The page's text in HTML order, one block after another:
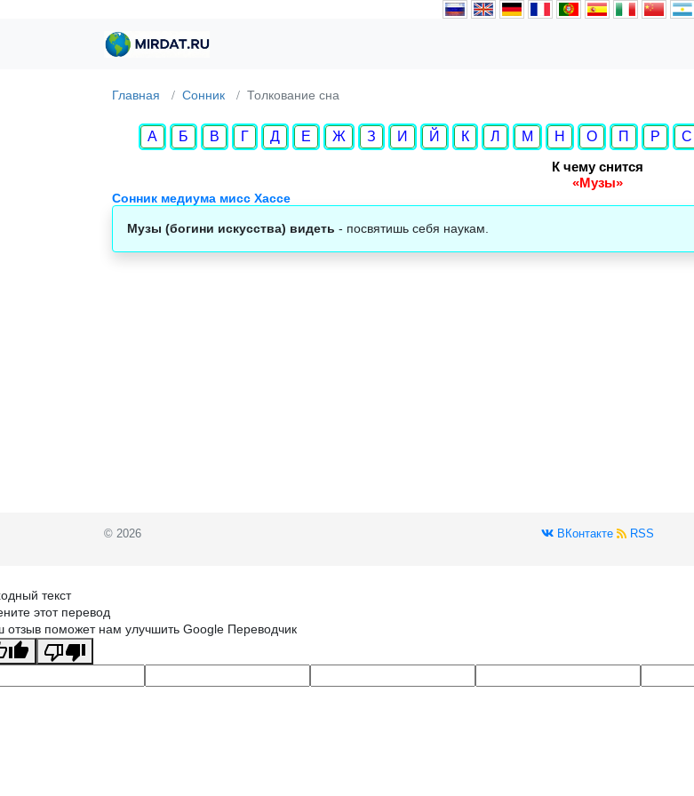
Главная Сонник Толкование сна
А Б В Г Д Е Ж З И Й К Л М Н О П Р С
К чему снится
«Музы»
Сонник медиума мисс Хассе
Музы (богини искусства) видеть - посвятишь себя наукам.
© 2026 ВКонтакте RSS
текст
этот перевод
отзыв поможет нам улучшить Google Переводчик